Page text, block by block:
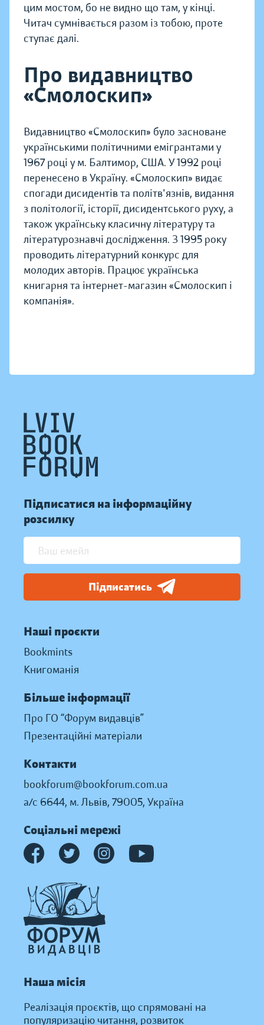
цим мостом, бо не видно що там, у кінці.
Читач сумнівається разом із тобою, проте
ступає далі.
Про видавництво
«Смолоскип»
Видавництво «Смолоскип» було засноване
українськими політичними емігрантами у
1967 році у м. Балтимор, США. У 1992 році
перенесено в Україну. «Смолоскип» видає
спогади дисидентів та політв'язнів, видання
з політології, історії, дисидентського руху, а
також українську класичну літературу та
літературознавчі дослідження. З 1995 року
проводить літературний конкурс для
молодих авторів. Працює українська
книгарня та інтернет-магазин «Смолоскип і
компанія».
Підписатися на інформаційну
розсилку
Підписатись
Наші проєкти
Bookmints
Книгоманія
Більше інформації
Про ГО “Форум видавців”
Презентаційні матеріали
Контакти
bookforum@bookforum.com.ua
а/с 6644, м. Львів, 79005, Україна
Соціальні мережі
Наша місія
Реалізація проєктів, що спрямовані на
популяризацію читання, розвиток